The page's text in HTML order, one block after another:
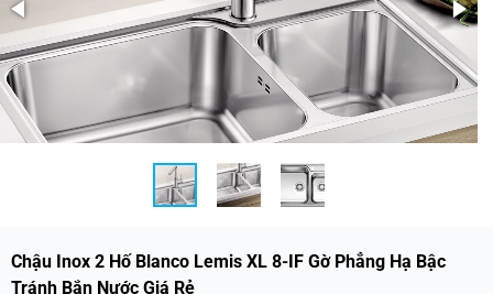
Chậu Inox 2 Hố Blanco Lemis XL 8-IF Gờ Phẳng Hạ Bậc
Tránh Bắn Nước Giá Rẻ